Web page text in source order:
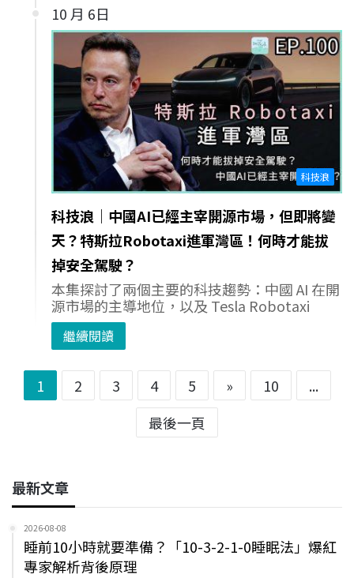
10 月 6日
科技浪
科技浪｜中國AI已經主宰開源市場，但即將變
天？特斯拉Robotaxi進軍灣區！何時才能拔
掉安全駕駛？
本集探討了兩個主要的科技趨勢：中國 AI 在開
源市場的主導地位，以及 Tesla Robotaxi
繼續閱讀
1 2 3 4 5 » 10
...
最後一頁
最新文章
2026-08-08
睡前10小時就要準備？「10-3-2-1-0睡眠法」爆紅
專家解析背後原理